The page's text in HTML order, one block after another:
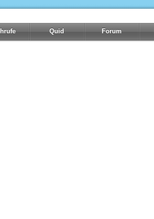
Quid Forum